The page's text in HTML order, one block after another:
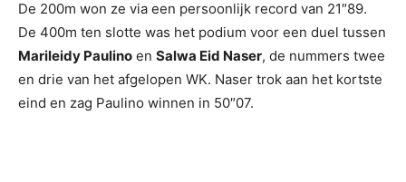
De 200m won ze via een persoonlijk record van 21″89.
De 400m ten slotte was het podium voor een duel tussen
Marileidy Paulino en Salwa Eid Naser, de nummers twee
en drie van het afgelopen WK. Naser trok aan het kortste
eind en zag Paulino winnen in 50″07.